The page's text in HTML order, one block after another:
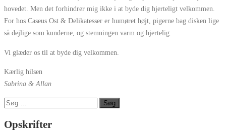
hovedet. Men det forhindrer mig ikke i at byde dig hjerteligt velkommen.
For hos Caseus Ost & Delikatesser er humøret højt, pigerne bag disken lige
så dejlige som kunderne, og stemningen varm og hjertelig.
Vi glæder os til at byde dig velkommen.
Kærlig hilsen
Sabrina & Allan
Søg
Opskrifter